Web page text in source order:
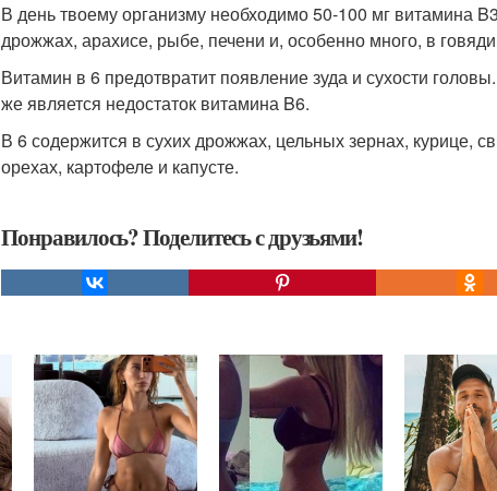
В день твоему организму необходимо 50-100 мг витамина
дрожжах, арахисе, рыбе, печени и, особенно много, в
Витамин в 6 предотвратит появление зуда и сухости
же является недостаток витамина B6.
В 6 содержится в сухих дрожжах, цельных зернах, курице,
орехах, картофеле и капусте.
Понравилось? Поделитесь с друзьями!